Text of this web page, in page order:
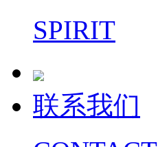
SPIRIT
联系我们